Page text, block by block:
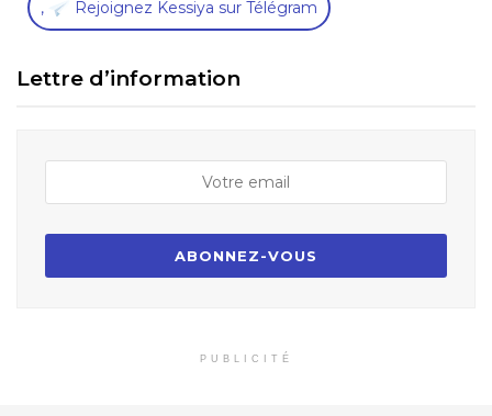
, Rejoignez Kessiya sur Télégram
Lettre d’information
PUBLICITÉ